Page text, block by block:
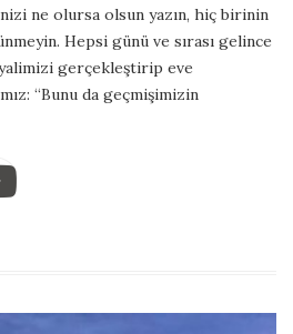
ne olursa olsun yazın, hiç birinin
Hepsi günü ve sırası gelince
gerçekleştirip eve
“Bunu da geçmişimizin